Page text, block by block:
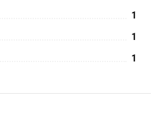
1
1
1